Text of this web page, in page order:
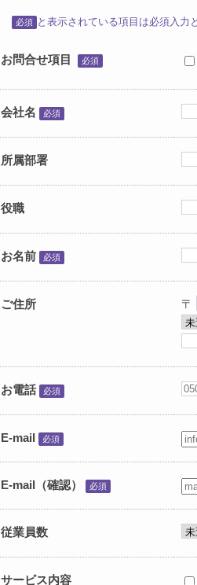
必須 と表示されている項目は必須入力
お問合せ項目 必須
会社名 必須
所属部署
役職
お名前 必須
ご住所 〒
お電話 必須
E-mail 必須
E-mail（確認） 必須
従業員数
サービス内容